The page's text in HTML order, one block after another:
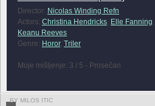
Director: Nicolas Winding Refn
Actors: Christina Hendricks, Elle Fanning
Keanu Reeves
Genre: Horor, Triler
Moje mišljenje: 3 / 5 - Prosečan
BY MILOS ITIC